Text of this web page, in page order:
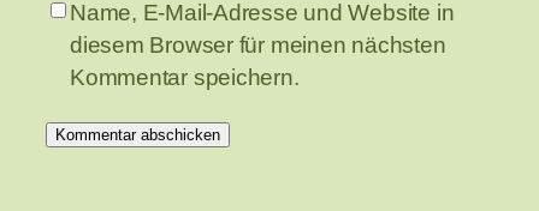
Name, E-Mail-Adresse und Website in
diesem Browser für meinen nächsten
Kommentar speichern.